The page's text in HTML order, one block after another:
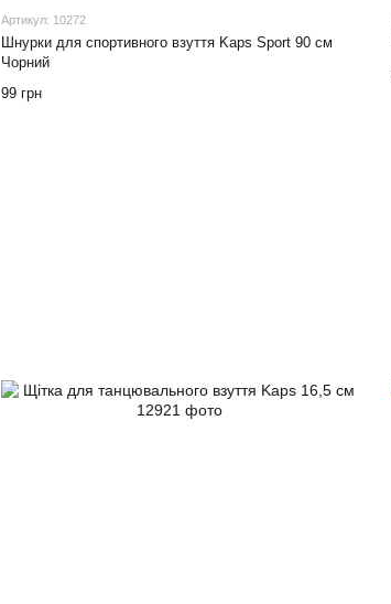
Артикул: 10272
Шнурки для спортивного взуття Kaps Sport 90 см
Чорний
99 грн